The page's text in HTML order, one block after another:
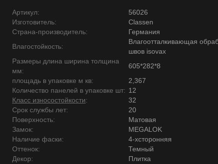
Артикул:
56026
Изготовитель:
Classen
Страна-производитель:
Германия
Влагостойкость:
Влагоотталкивающая
швов isovax
Размеры длина ширина толщина
мм:
605*282*8
площадь в упаковке м кв:
2,367
Количество панелей в упаковке шт: 12
Класс износостойкости:
32
Срок службы лет:
20
Поверхность:
Матовая
Замок:
MEGALOK
Наличие фаски:
4-хсторонняя
Оттенок:
Темный
Декор:
Плитка